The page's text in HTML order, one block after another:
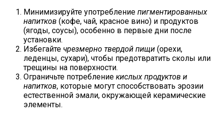
Минимизируйте употребление пигментированных
напитков (кофе, чай, красное вино) и продуктов
(ягоды, соусы), особенно в первые дни после
установки.
Избегайте чрезмерно твердой пищи (орехи,
леденцы, сухари), чтобы предотвратить сколы или
трещины на поверхности.
Ограничьте потребление кислых продуктов и
напитков, которые могут способствовать эрозии
естественной эмали, окружающей керамические
элементы.